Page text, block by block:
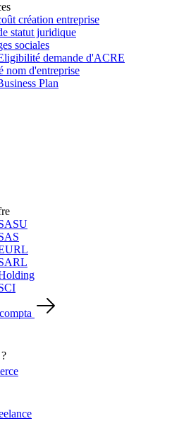
création entreprise
statut juridique
sociales
demande d'ACRE
nom d'entreprise
Plan